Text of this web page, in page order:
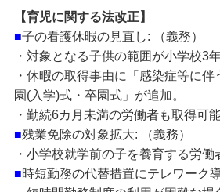
【育児に関する法改正】
■子の看護休暇の見直し: （義務）
・対象となる子供の範囲が小学校3
・休暇の取得事由に「感染症等に伴
園(入学)式・卒園式」が追加。
・勤続6カ月未満の労働者も取得可能
■残業免除の対象拡大: （義務）
・小学校就学前の子を養育する労働
■時短勤務の代替措置にテレワーク